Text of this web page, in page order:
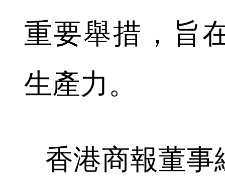
重要舉措，旨
生產力。
香港商報董事